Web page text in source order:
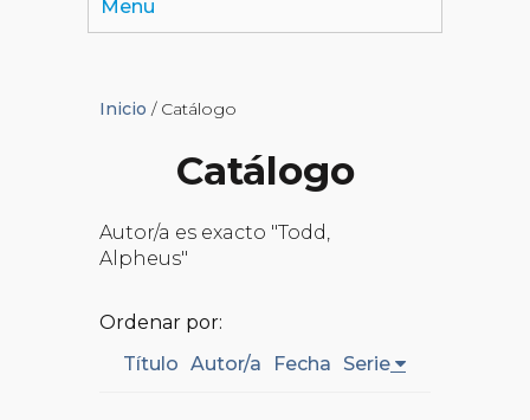
Menu
Inicio / Catálogo
Catálogo
Autor/a es exacto "Todd,
Alpheus"
Ordenar por:
Título Autor/a Fecha Serie